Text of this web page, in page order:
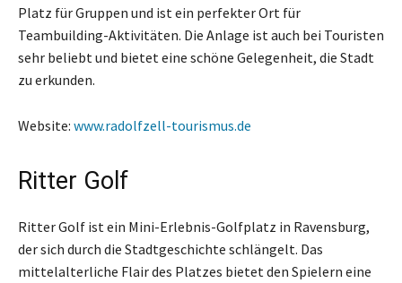
Platz für Gruppen und ist ein perfekter Ort für
Teambuilding-Aktivitäten. Die Anlage ist auch bei Touristen
sehr beliebt und bietet eine schöne Gelegenheit, die Stadt
zu erkunden.
Website: www.radolfzell-tourismus.de
Ritter Golf
Ritter Golf ist ein Mini-Erlebnis-Golfplatz in Ravensburg,
der sich durch die Stadtgeschichte schlängelt. Das
mittelalterliche Flair des Platzes bietet den Spielern eine